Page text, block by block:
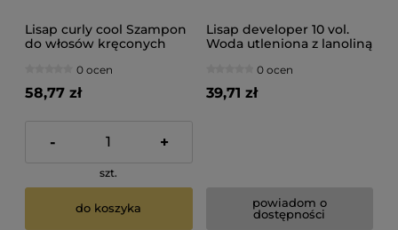
Lisap curly cool Szampon
do włosów kręconych
0 ocen
58,77 zł
- +
szt.
do koszyka
Lisap developer 10 vol.
Woda utleniona z lanoliną
0 ocen
39,71 zł
powiadom o
dostępności